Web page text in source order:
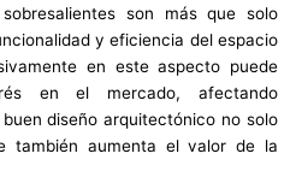
son más que solo
y eficiencia del espacio
en este aspecto puede
en el mercado, afectando
diseño arquitectónico no solo
también aumenta el valor de la